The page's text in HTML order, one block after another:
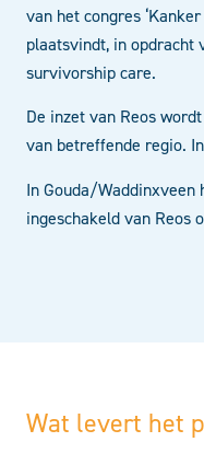
van het congres
plaatsvindt, in opdracht
survivorship care.
De inzet van Reos
van betreffende regio.
In Gouda/Waddinxveen
ingeschakeld van Reos
Wat levert het